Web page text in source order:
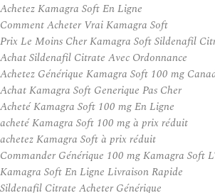
Achetez Kamagra Soft En Ligne
Comment Acheter Vrai Kamagra Soft
Prix Le Moins Cher Kamagra Soft Sildenafil
Achat Sildenafil Citrate Avec Ordonnance
Achetez Générique Kamagra Soft 100 mg
Achat Kamagra Soft Generique Pas Cher
Acheté Kamagra Soft 100 mg En Ligne
acheté Kamagra Soft 100 mg à prix réduit
achetez Kamagra Soft à prix réduit
Commander Générique 100 mg Kamagra Soft
Kamagra Soft En Ligne Livraison Rapide
Sildenafil Citrate Acheter Générique